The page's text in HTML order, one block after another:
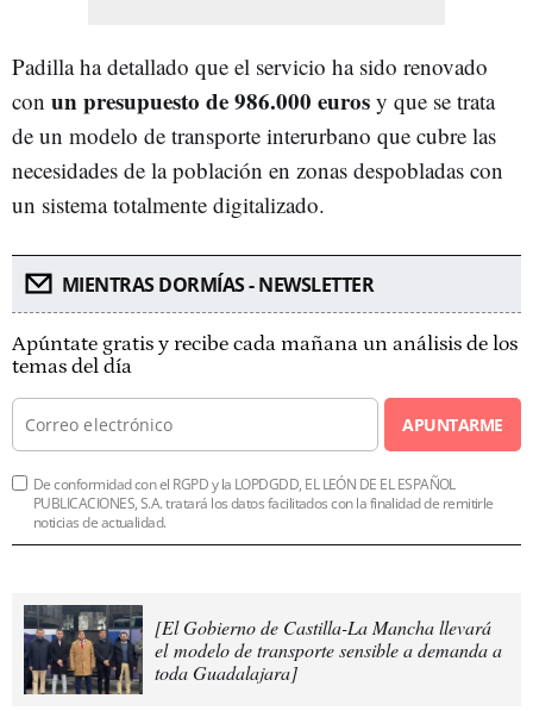
Padilla ha detallado que el servicio ha sido renovado
con un presupuesto de 986.000 euros y que se trata
de un modelo de transporte interurbano que cubre las
necesidades de la población en zonas despobladas con
un sistema totalmente digitalizado.
MIENTRAS DORMÍAS - NEWSLETTER
Apúntate gratis y recibe cada mañana un análisis de los
temas del día
APUNTARME
De conformidad con el RGPD y la LOPDGDD, EL LEÓN DE EL ESPAÑOL
PUBLICACIONES, S.A. tratará los datos facilitados con la finalidad de remitirle
noticias de actualidad.
[El Gobierno de Castilla-La Mancha llevará
el modelo de transporte sensible a demanda a
toda Guadalajara]